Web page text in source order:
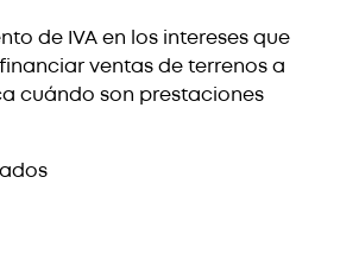
de IVA en los intereses que
ventas de terrenos a
cuándo son prestaciones